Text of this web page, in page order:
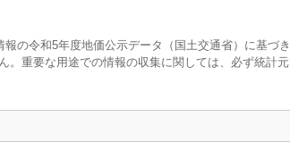
の令和5年度地価公示データ（国土交通省）に基づき
。重要な用途での情報の収集に関しては、必ず統計元